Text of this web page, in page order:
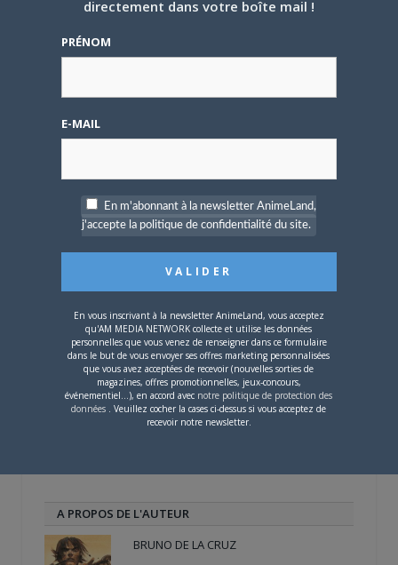
soldat qui a combattu aux côtés de Free pendant la
vers le terrorisme vengeur après ca. C’est un type
émotions se manifester, mais n’importe qui peut voir le
Fitcher, une fée Ulfran, portant six épées.
Share this:
Cliquez
pour
partager
sur
Twitter(ouvre
dans
nouvelle
fenêtre)
Cliquez
pour
partager
sur
Facebook(ouvre
dans
une
nouvelle
fenêtre)
Cliquez
pour
partager
sur
Google+
(ouvre
dans
une
nouvelle
fenêtre)
PARLEZ-EN À VOS AMIS !
FacebookGoogle+Pinterest
A PROPOS DE L'AUTEUR
BRUNO DE LA CRUZ
directement dans votre boîte mail !
PRÉNOM
E-MAIL
En m'abonnant à la newsletter AnimeLand,
j'accepte la politique de confidentialité du site.
En vous inscrivant à la newsletter AnimeLand, vous acceptez
qu'AM MEDIA NETWORK collecte et utilise les données
personnelles que vous venez de renseigner dans ce formulaire
dans le but de vous envoyer ses offres marketing personnalisées
que vous avez acceptées de recevoir (nouvelles sorties de
magazines, offres promotionnelles, jeux-concours,
événementiel...), en accord avec notre politique de protection des
données . Veuillez cocher la cases ci-dessus si vous acceptez de
recevoir notre newsletter.